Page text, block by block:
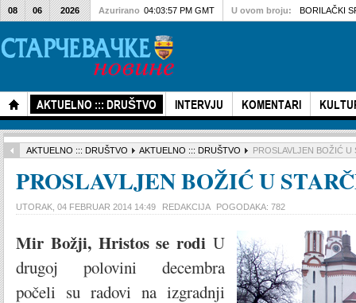
AKTUELNO ::: DRUŠTVO INTERVJU KOMENTARI
08 06 2026 Azurirano 04:03:57 PM GMT U ovom broju: BORILAČKI
AKTUELNO ::: DRUŠTVO AKTUELNO ::: DRUŠTVO PROSLAVLJEN BOŽIĆ U
PROSLAVLJEN BOŽIĆ U
UTORAK, 04 FEBRUAR 2014 14:49 REDAKCIJA POGODAKA: 782
Mir Božji, Hristos se rodi U
drugoj polovini decembra
počeli su radovi na izgradnji